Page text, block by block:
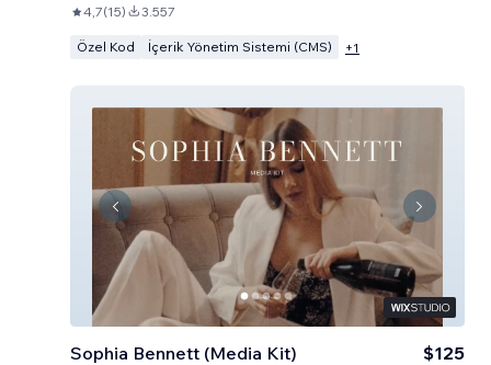
4,7(15) 3.557
Özel Kod İçerik Yönetim Sistemi (CMS) +1
Sophia Bennett (Media Kit) $125